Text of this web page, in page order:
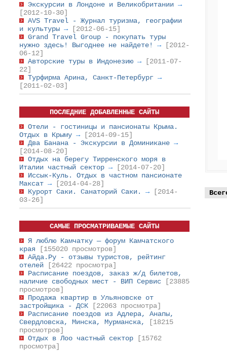
Экскурсии в Лондоне и Великобритании →
[2012-10-30]
AVS Travel - Журнал туризма, географии
и культуры →
[2012-06-15]
Grand Travel Group - покупать туры
нужно здесь! Выгоднее не найдете! →
[2012-
06-12]
Авторские туры в Индонезию →
[2011-07-
22]
Турфирма Арина, Санкт-Петербург →
[2011-02-03]
ПОСЛЕДНИЕ ДОБАВЛЕННЫЕ САЙТЫ
Отели - гостиницы и пансионаты Крыма.
Отдых в Крыму →
[2014-09-15]
Два Банана - Экскурсии в Доминикане →
[2014-08-20]
Отдых на берегу Тирренского моря в
Италии частный сектор →
[2014-07-20]
Иссык-Куль. Отдых в частном пансионате
Максат →
[2014-04-28]
Курорт Саки. Санаторий Саки. →
[2014-
03-26]
САМЫЕ ПРОСМАТРИВАЕМЫЕ САЙТЫ
Я люблю Камчатку — форум Камчатского
края
[155020 просмотров]
Айда.Ру - отзывы туристов, рейтинг
отелей
[26422 просмотра]
Расписание поездов, заказ ж/д билетов,
наличие свободных мест - ВИП Сервис
[23885
просмотров]
Продажа квартир в Ульяновске от
застройщика - ДСК
[22063 просмотра]
Расписание поездов из Адлера, Анапы,
Свердловска, Минска, Мурманска,
[18215
просмотров]
Отдых в Лоо частный сектор
[15762
просмотра]